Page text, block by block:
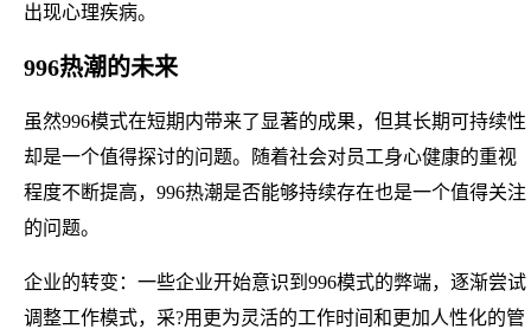
出现心理疾病。
996热潮的未来
虽然996模式在短期内带来了显著的成果，但其长期可持续性
却是一个值得探讨的问题。随着社会对员工身心健康的重视
程度不断提高，996热潮是否能够持续存在也是一个值得关注
的问题。
企业的转变：一些企业开始意识到996模式的弊端，逐渐尝试
调整工作模式，采?用更为灵活的工作时间和更加人性化的管